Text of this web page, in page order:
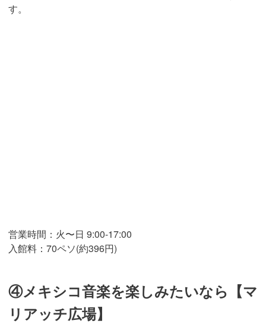
す。
営業時間：火〜日 9:00-17:00
入館料：70ペソ(約396円)
④メキシコ音楽を楽しみたいなら【マ
リアッチ広場】